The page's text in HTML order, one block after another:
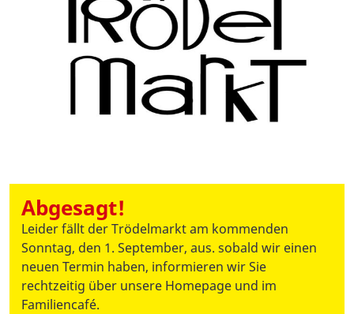
Abgesagt!
Leider fällt der Trödelmarkt am kommenden
Sonntag, den 1. September, aus. sobald wir einen
neuen Termin haben, informieren wir Sie
rechtzeitig über unsere Homepage und im
Familiencafé.